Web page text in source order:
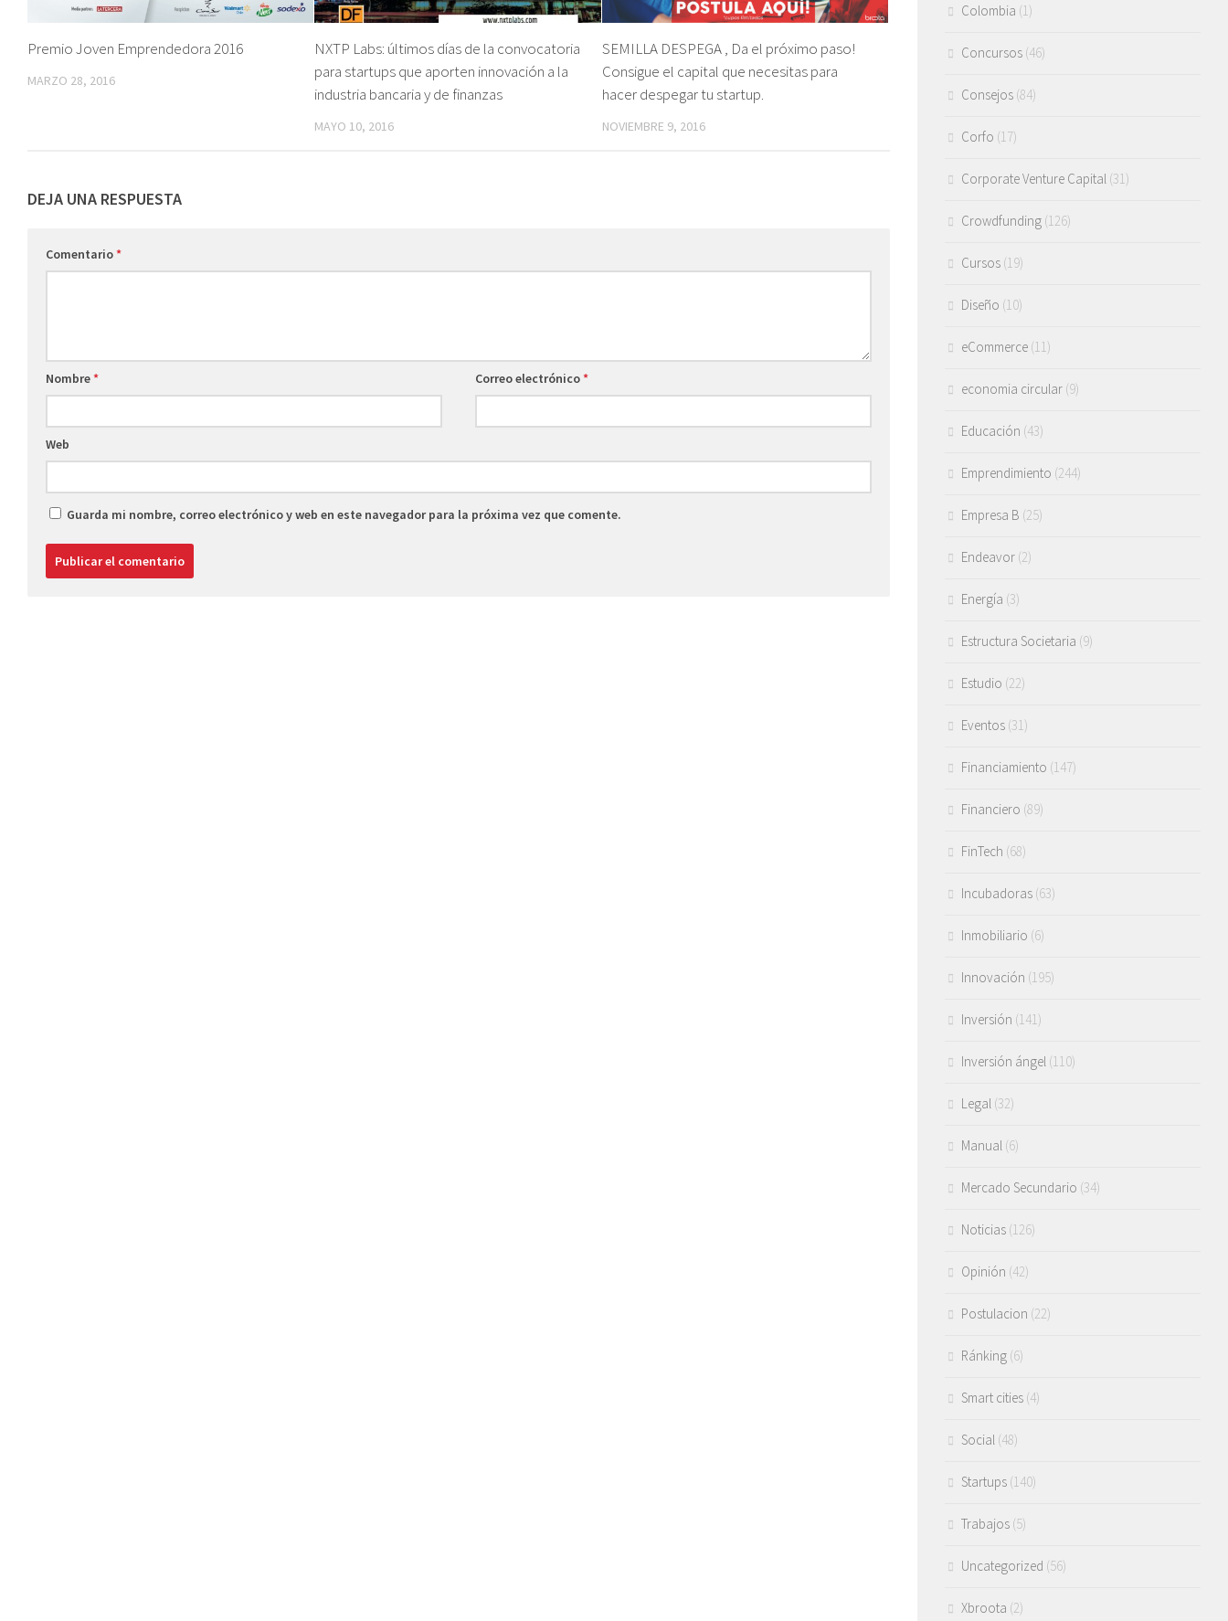
Premio Joven Emprendedora 2016
MARZO 28, 2016
NXTP Labs: últimos días de la convocatoria
para startups que aporten innovación a la
industria bancaria y de finanzas
MAYO 10, 2016
SEMILLA DESPEGA , Da el próximo paso!
Consigue el capital que necesitas para
hacer despegar tu startup.
NOVIEMBRE 9, 2016
DEJA UNA RESPUESTA
Comentario*
Nombre* Correo electrónico*
Web
Guarda mi nombre, correo electrónico y web en este navegador para la próxima vez que comente.
Colombia (1)
Concursos (46)
Consejos (84)
Corfo (17)
Corporate Venture Capital (31)
Crowdfunding (126)
Cursos (19)
Diseño (10)
eCommerce (11)
economia circular (9)
Educación (43)
Emprendimiento (244)
Empresa B (25)
Endeavor (2)
Energía (3)
Estructura Societaria (9)
Estudio (22)
Eventos (31)
Financiamiento (147)
Financiero (89)
FinTech (68)
Incubadoras (63)
Inmobiliario (6)
Innovación (195)
Inversión (141)
Inversión ángel (110)
Legal (32)
Manual (6)
Mercado Secundario (34)
Noticias (126)
Opinión (42)
Postulacion (22)
Ránking (6)
Smart cities (4)
Social (48)
Startups (140)
Trabajos (5)
Uncategorized (56)
Xbroota (2)